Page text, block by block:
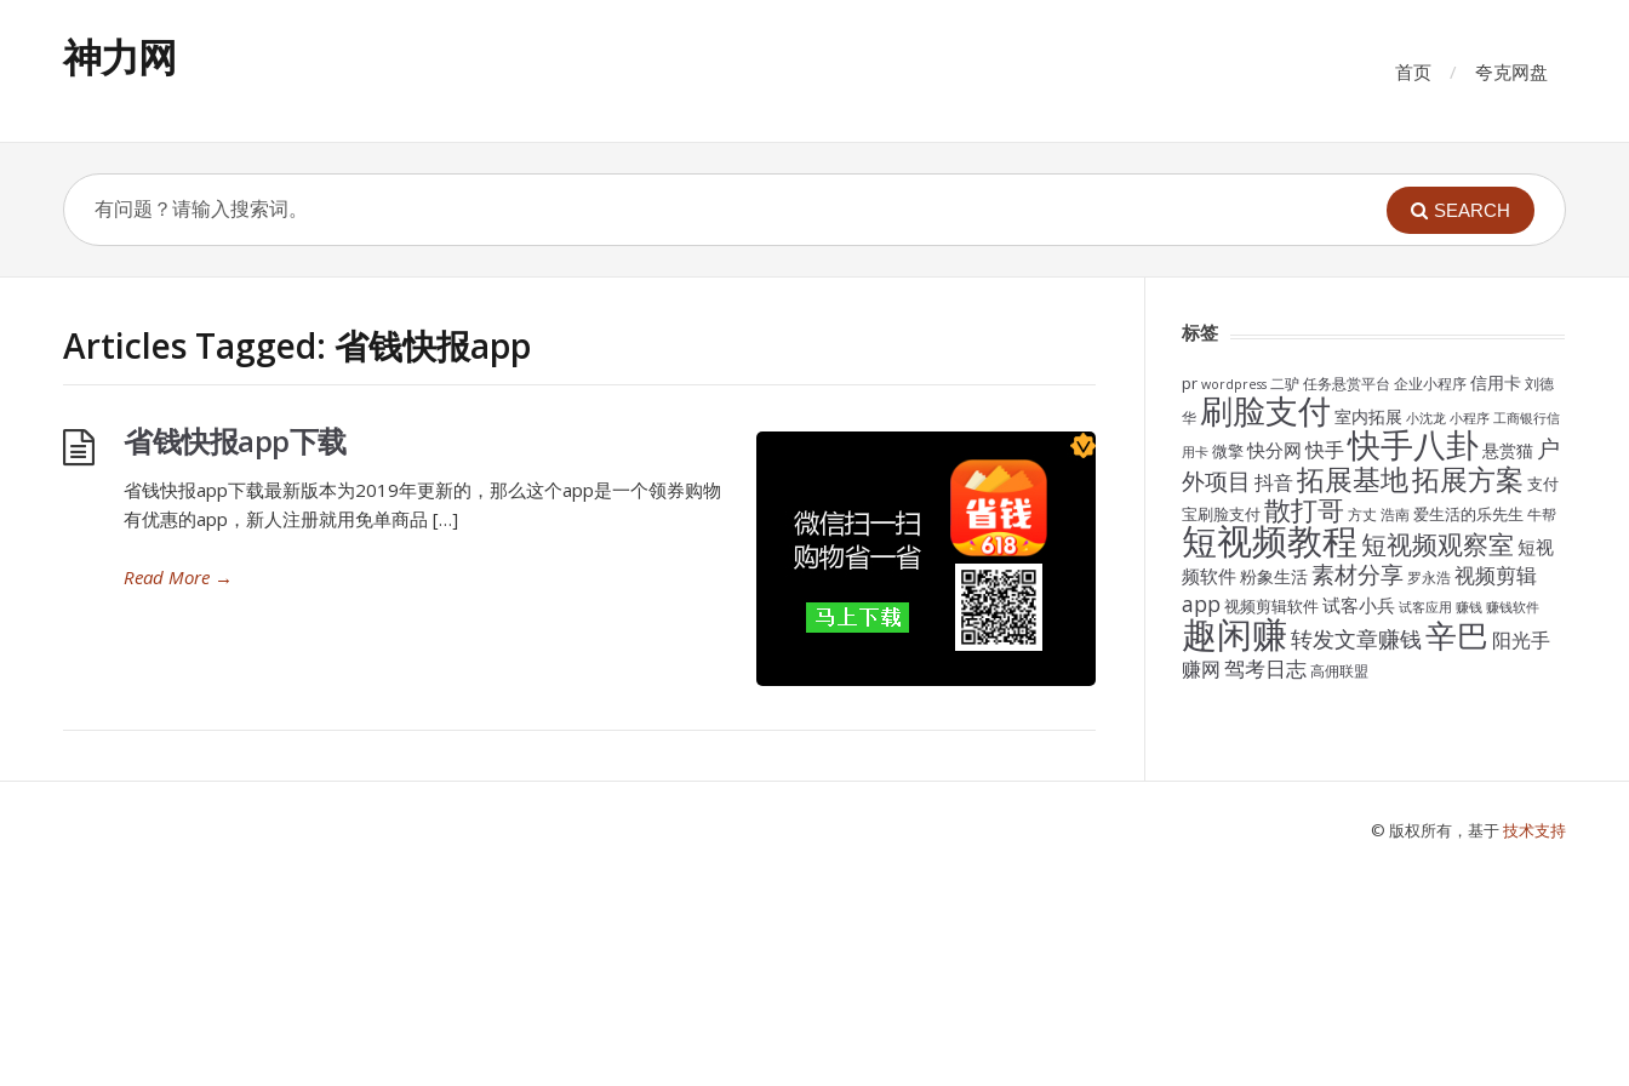
神力网 首页 夸克网盘
SEARCH
Articles Tagged: 省钱快报app
省钱快报app下载
省钱快报app下载最新版本为2019年更新的，那么这个app是一个领券购物
有优惠的app，新人注册就用免单商品 […]
Read More →
标签
pr wordpress 二驴 任务悬赏平台 企业小程序 信用卡 刘德
华 刷脸支付 室内拓展 小沈龙 小程序 工商银行信
用卡 微擎快分网快手快手八卦悬赏猫 户
外项目 抖音拓展基地拓展方案 支付
宝刷脸支付散打哥 方丈 浩南 爱生活的乐先生 牛帮
短视频教程 短视频观察室 短视
频软件粉象生活素材分享 罗永浩 视频剪辑
app 视频剪辑软件试客小兵 试客应用 赚钱 赚钱软件
趣闲赚转发文章赚钱辛巴 阳光手
赚网驾考日志 高佣联盟
© 版权所有，基于技术支持